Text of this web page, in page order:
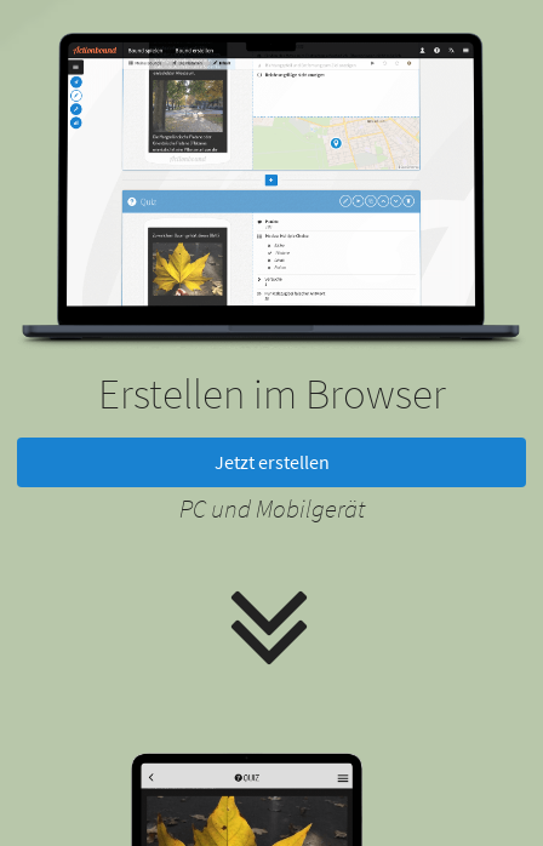
Erstellen im Browser
Jetzt erstellen
PC und Mobilgerät